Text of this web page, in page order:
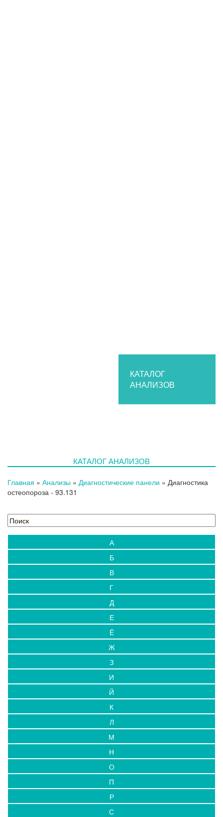
КАТАЛОГ
АНАЛИЗОВ
КАТАЛОГ АНАЛИЗОВ
Главная » Анализы » Диагностические панели » Диагностика
остеопороза - 93.131
А
Б
В
Г
Д
Е
Ё
Ж
З
И
Й
К
Л
М
Н
О
П
Р
С